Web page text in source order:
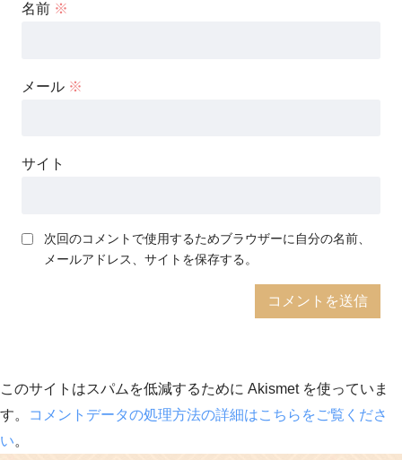
名前 ※
メール ※
サイト
次回のコメントで使用するためブラウザーに自分の名前、
メールアドレス、サイトを保存する。
このサイトはスパムを低減するために Akismet を使っていま
す。
コメントデータの処理方法の詳細はこちらをご覧くださ
い。